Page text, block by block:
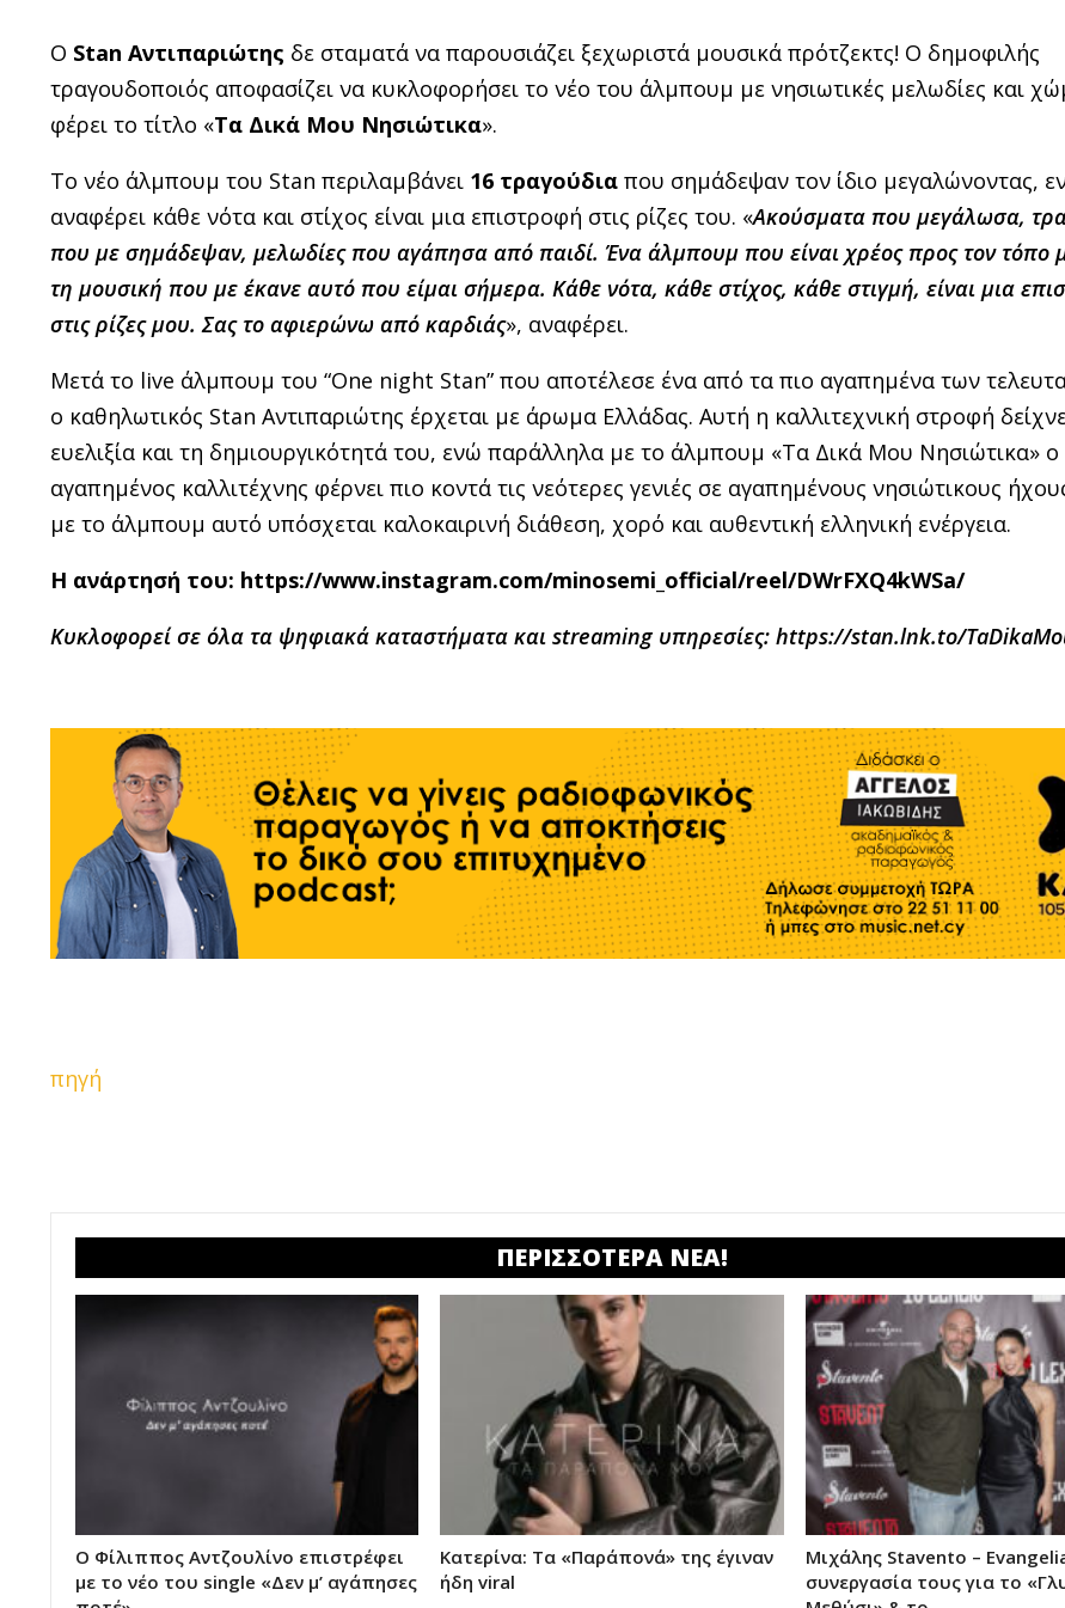
O Stan Αντιπαριώτης δε σταματά να παρουσιάζει ξεχωριστά μουσικά πρότζεκτς! Ο δημοφιλής
τραγουδοποιός αποφασίζει να κυκλοφορήσει το νέο του άλμπουμ με νησιωτικές μελωδίες και
φέρει το τίτλο «Τα Δικά Μου Νησιώτικα».
Το νέο άλμπουμ του Stan περιλαμβάνει 16 τραγούδια που σημάδεψαν τον ίδιο μεγαλώνοντας,
αναφέρει κάθε νότα και στίχος είναι μια επιστροφή στις ρίζες του. «Ακούσματα που μεγάλωσα,
που με σημάδεψαν, μελωδίες που αγάπησα από παιδί. Ένα άλμπουμ που είναι χρέος προς τον τόπο
τη μουσική που με έκανε αυτό που είμαι σήμερα. Κάθε νότα, κάθε στίχος, κάθε στιγμή, είναι μια
στις ρίζες μου. Σας το αφιερώνω από καρδιάς», αναφέρει.
Μετά το live άλμπουμ του “One night Stan” που αποτέλεσε ένα από τα πιο αγαπημένα των
ο καθηλωτικός Stan Αντιπαριώτης έρχεται με άρωμα Ελλάδας. Αυτή η καλλιτεχνική στροφή
ευελιξία και τη δημιουργικότητά του, ενώ παράλληλα με το άλμπουμ «Τα Δικά Μου Νησιώτικα» ο
αγαπημένος καλλιτέχνης φέρνει πιο κοντά τις νεότερες γενιές σε αγαπημένους νησιώτικους
με το άλμπουμ αυτό υπόσχεται καλοκαιρινή διάθεση, χορό και αυθεντική ελληνική ενέργεια.
H ανάρτησή του: https://www.instagram.com/minosemi_official/reel/DWrFXQ4kWSa/
Κυκλοφορεί σε όλα τα ψηφιακά καταστήματα και streaming υπηρεσίες: https://stan.lnk.to/
πηγή
ΠΕΡΙΣΣΟΤΕΡΑ ΝΕΑ!
Ο Φίλιππος Αντζουλίνο επιστρέφει
με το νέο του single «Δεν μ’ αγάπησες
Κατερίνα: Τα «Παράπονά» της έγιναν
ήδη viral
Μιχάλης Stavento –
συνεργασία τους για το